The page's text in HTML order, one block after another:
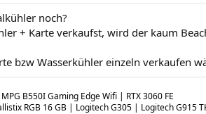
noch?
+ Karte verkaufst, wird der kaum
bzw Wasserkühler einzeln verkaufen
B550I Gaming Edge Wifi | RTX 3060 FE
RGB 16 GB | Logitech G305 | Logitech G915